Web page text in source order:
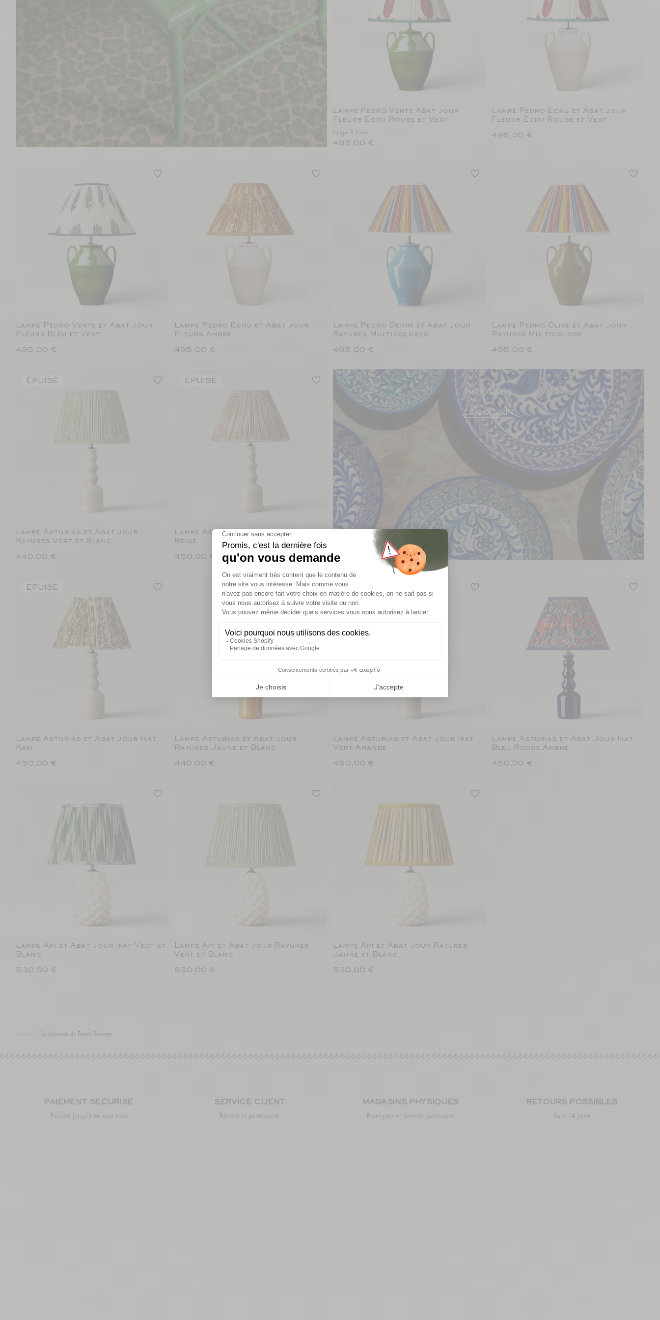
Lampe Pedro Verte Abat jour
Fleurs Ecru Rouge et Vert
Lampe À Poser
495,00 €
Lampe Pedro Ecru et Abat jour
Fleurs Ecru Rouge et Vert
495,00 €
Lampe Pedro Verte et Abat jour
Fleurs Bleu et Vert
495,00 €
Lampe Pedro Ecru et Abat jour
Fleurs Ambre
495,00 €
Lampe Pedro Denim et Abat jour
Rayures Multicolores
495,00 €
Lampe Pedro Olive et Abat jour
Rayures Multicolore
495,00 €
ÉPUISÉ
Lampe Asturias et Abat jour
Rayures Vert et Blanc
440,00 €
ÉPUISÉ
Lampe Asturias et Abat Jour Ikat
Beige
450,00 €
Notre Métier
DÉCOUVRIR
ÉPUISÉ
Lampe Asturias et Abat jour Ikat
Kaki
450,00 €
Lampe Asturias et Abat jour
Rayures Jaune et Blanc
440,00 €
ÉPUISÉ
Lampe Asturias et Abat jour Ikat
Vert Amande
450,00 €
Lampe Asturias et Abat Jour Ikat
Bleu Rouge Ambre
450,00 €
Lampe Api et Abat jour Ikat Vert et
Blanc
530,00 €
Lampe Api et Abat jour Rayures
Vert et Blanc
530,00 €
Lampe Api et Abat jour Rayures
Jaune et Blanc
530,00 €
La sélection de Pierre Sauvage
PAIEMENT SÉCURISÉ
Facilité jusqu’à 4x sans frais
SERVICE CLIENT
Réactif et performant
MAGASINS PHYSIQUES
Boutiques et devenir partenaire
RETOURS POSSIBLES
Sous 14 jours